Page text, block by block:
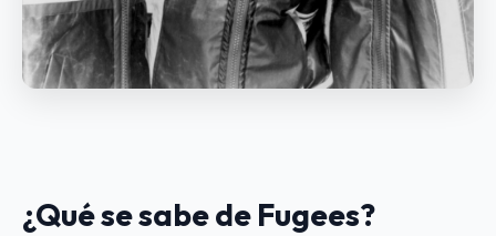
¿Qué se sabe de Fugees?